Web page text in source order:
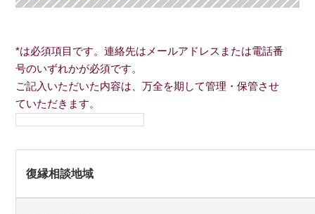
*は必須項目です。連絡先はメールアドレスまたは電話番
号のいずれかが必須です。
ご記入いただいた内容は、万全を期して管理・保管させ
ていただきます。
復縁相談地域